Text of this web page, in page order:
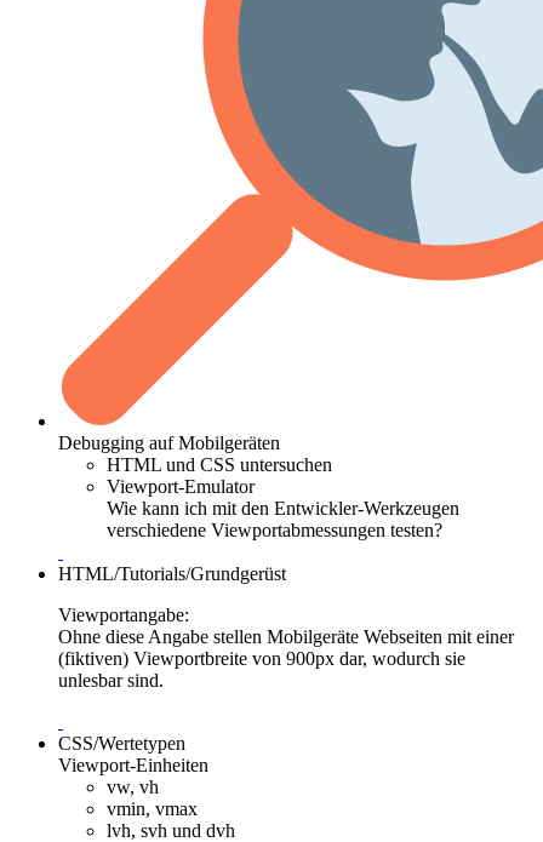
Debugging auf Mobilgeräten
HTML und CSS untersuchen
Viewport-Emulator
Wie kann ich mit den Entwickler-Werkzeugen
verschiedene Viewportabmessungen testen?
HTML/Tutorials/Grundgerüst
Viewportangabe:
Ohne diese Angabe stellen Mobilgeräte Webseiten mit einer
(fiktiven) Viewportbreite von 900px dar, wodurch sie
unlesbar sind.
CSS/Wertetypen
Viewport-Einheiten
vw, vh
vmin, vmax
lvh, svh und dvh